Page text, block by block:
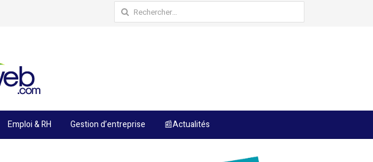
Rechercher :
Emploi & RH Gestion d’entreprise 📰Actualités